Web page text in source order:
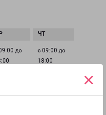
×
до
с 09:00 до
18:00